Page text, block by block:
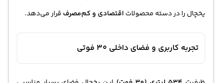
یخچال را در دسته محصولات اقتصادی و کم‌مصرف قرار می‌دهد.
تجربه کاربری و فضای داخلی 30 فوتی